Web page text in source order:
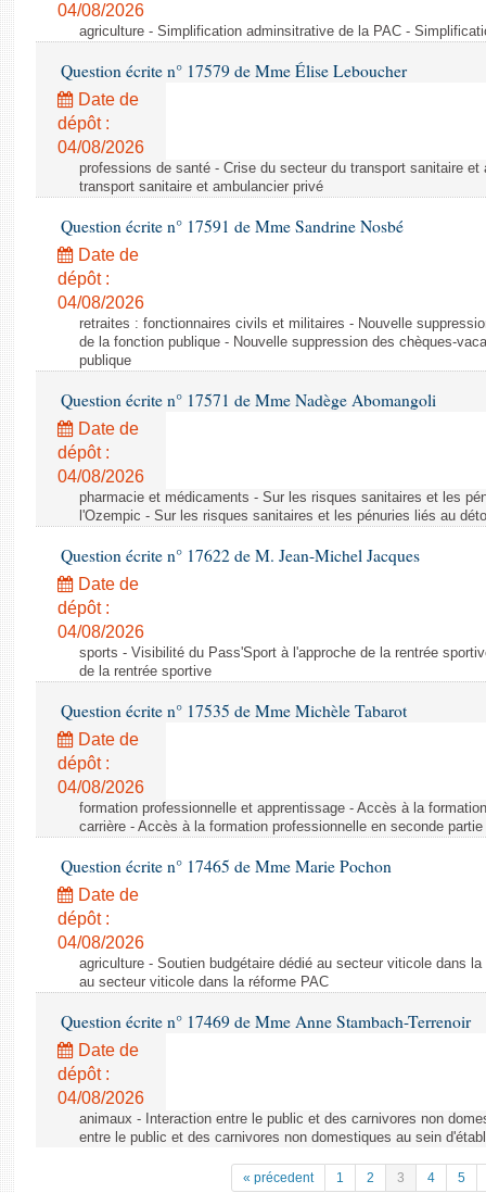
Comptes rendus des débats
04/08/2026
agriculture - Simplification adminsitrative de la PAC -
Question écrite n° 17579 de Mme Élise Leboucher
Date de
dépôt :
04/08/2026
professions de santé - Crise du secteur du transport sanitaire
transport sanitaire et ambulancier privé
Question écrite n° 17591 de Mme Sandrine Nosbé
Date de
dépôt :
04/08/2026
retraites : fonctionnaires civils et militaires - Nouvelle
de la fonction publique - Nouvelle suppression des chèques-
publique
Question écrite n° 17571 de Mme Nadège Abomangoli
Date de
dépôt :
04/08/2026
pharmacie et médicaments - Sur les risques sanitaires et les
l'Ozempic - Sur les risques sanitaires et les pénuries liés au
Question écrite n° 17622 de M. Jean-Michel Jacques
Date de
dépôt :
04/08/2026
sports - Visibilité du Pass'Sport à l'approche de la rentrée
de la rentrée sportive
Question écrite n° 17535 de Mme Michèle Tabarot
Date de
dépôt :
04/08/2026
formation professionnelle et apprentissage - Accès à la
carrière - Accès à la formation professionnelle en seconde partie
Question écrite n° 17465 de Mme Marie Pochon
Date de
dépôt :
04/08/2026
agriculture - Soutien budgétaire dédié au secteur viticole dans
au secteur viticole dans la réforme PAC
Question écrite n° 17469 de Mme Anne Stambach-Terrenoir
Date de
dépôt :
04/08/2026
animaux - Interaction entre le public et des carnivores non
entre le public et des carnivores non domestiques au sein
« précedent 1 2 3 4 5